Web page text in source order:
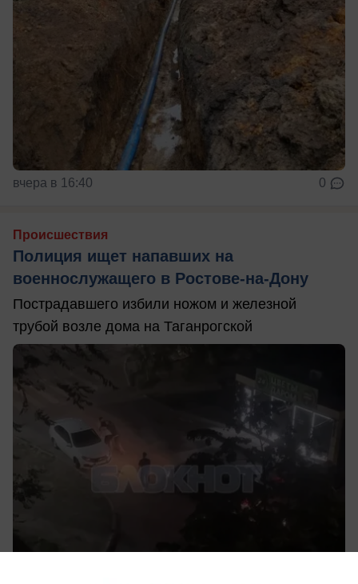
вчера в 16:40 0
Происшествия
Полиция ищет напавших на
военнослужащего в Ростове-на-Дону
Пострадавшего избили ножом и железной
трубой возле дома на Таганрогской